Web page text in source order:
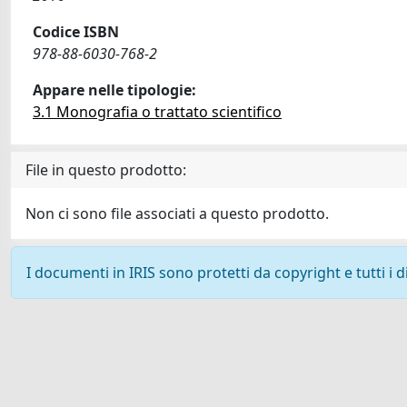
Codice ISBN
978-88-6030-768-2
Appare nelle tipologie:
3.1 Monografia o trattato scientifico
File in questo prodotto:
Non ci sono file associati a questo prodotto.
I documenti in IRIS sono protetti da copyright e tutti i